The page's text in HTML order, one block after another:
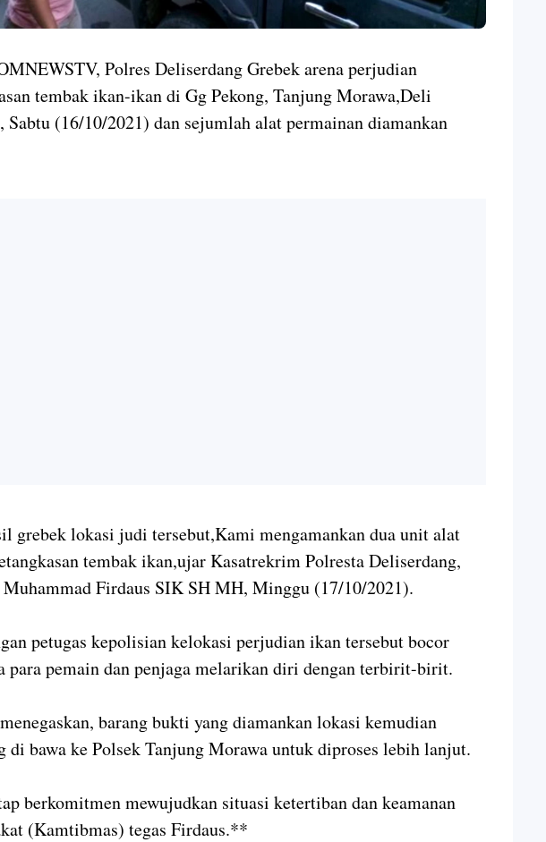
Polres Deliserdang Grebek arena perjudian
tembak ikan-ikan di Gg Pekong, Tanjung Morawa,Deli
Sabtu (16/10/2021) dan sejumlah alat permainan diamankan
grebek lokasi judi tersebut,Kami mengamankan dua unit alat
tembak ikan,ujar Kasatrekrim Polresta Deliserdang,
Firdaus SIK SH MH, Minggu (17/10/2021).
petugas kepolisian kelokasi perjudian ikan tersebut bocor
para pemain dan penjaga melarikan diri dengan terbirit-birit.
barang bukti yang diamankan lokasi kemudian
di bawa ke Polsek Tanjung Morawa untuk diproses lebih lanjut.
berkomitmen mewujudkan situasi ketertiban dan keamanan
(Kamtibmas) tegas Firdaus.**